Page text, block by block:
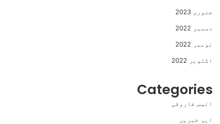
جنوری 2023
دسمبر 2022
نومبر 2022
اکتوبر 2022
Categories
انیس فاروقی
اہم خبریں